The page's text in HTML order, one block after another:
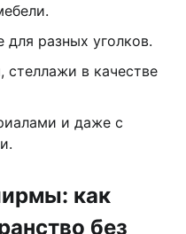
для разных уголков.
в качестве
и даже с
как
без